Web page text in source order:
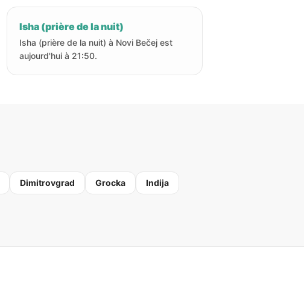
Isha (prière de la nuit)
Isha (prière de la nuit) à Novi Bečej est
aujourd'hui à 21:50.
Dimitrovgrad Grocka Indija